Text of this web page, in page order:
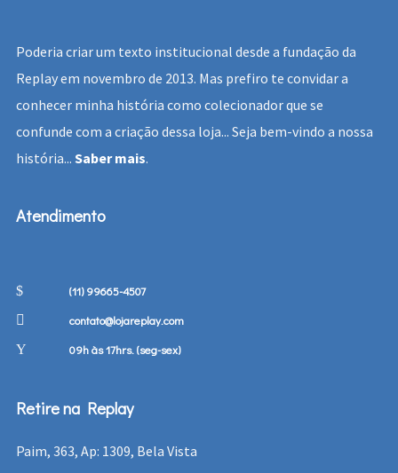
Poderia criar um texto institucional desde a fundação da
Replay em novembro de 2013. Mas prefiro te convidar a
conhecer minha história como colecionador que se
confunde com a criação dessa loja... Seja bem-vindo a nossa
história... Saber mais.
Atendimento
(11) 99665-4507
contato@lojareplay.com
09h às 17hrs. (seg-sex)
Retire na Replay
Paim, 363, Ap: 1309, Bela Vista